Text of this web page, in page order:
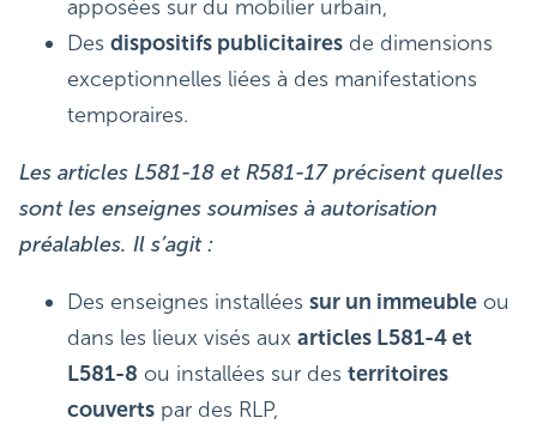
apposées sur du mobilier urbain,
Des dispositifs publicitaires de dimensions
exceptionnelles liées à des manifestations
temporaires.
Les articles L581-18 et R581-17 précisent quelles
sont les enseignes soumises à autorisation
préalables. Il s’agit :
Des enseignes installées sur un immeuble ou
dans les lieux visés aux articles L581-4 et
L581-8 ou installées sur des territoires
couverts par des RLP,